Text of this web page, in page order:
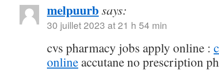
melpuurbsays:
30 juillet 2023 at 21 h 54 min
cvs pharmacy jobs apply online :
online accutane no prescription